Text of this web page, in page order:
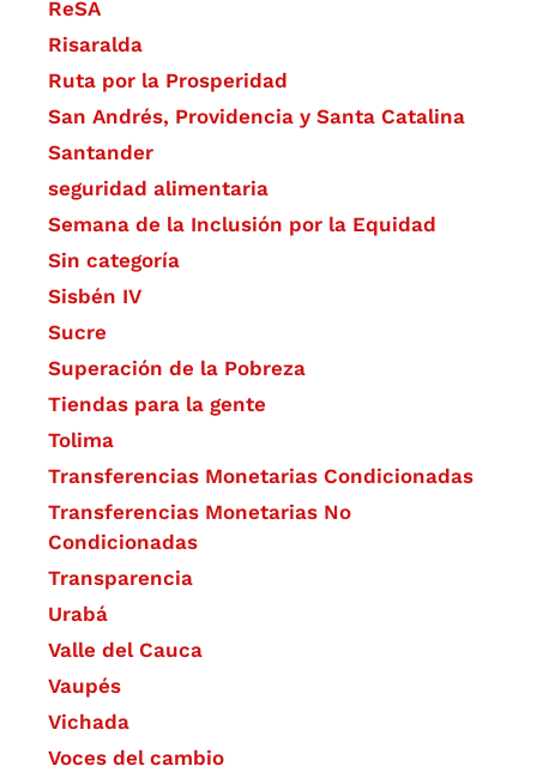
ReSA
Risaralda
Ruta por la Prosperidad
San Andrés, Providencia y Santa Catalina
Santander
seguridad alimentaria
Semana de la Inclusión por la Equidad
Sin categoría
Sisbén IV
Sucre
Superación de la Pobreza
Tiendas para la gente
Tolima
Transferencias Monetarias Condicionadas
Transferencias Monetarias No
Condicionadas
Transparencia
Urabá
Valle del Cauca
Vaupés
Vichada
Voces del cambio